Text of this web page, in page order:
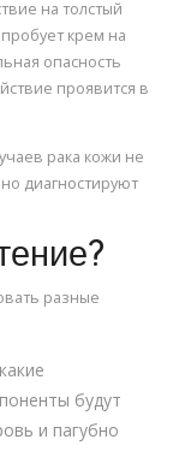
на толстый
крем на
опасность
проявится в
рака кожи не
диагностируют
разные
будут
и пагубно